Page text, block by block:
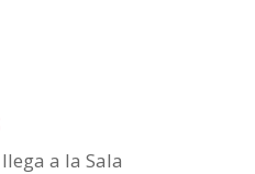
a la Sala